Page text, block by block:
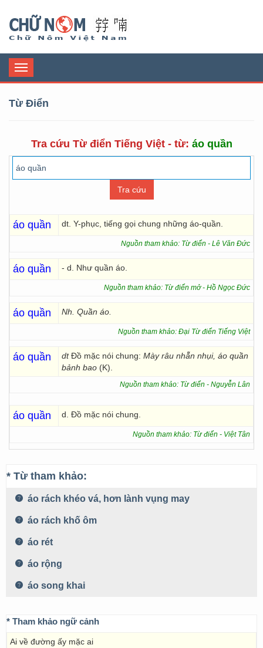
Toggle
navigation
Từ Điển
Tra cứu Từ điển Tiếng Việt - từ: áo quần
áo quần dt. Y-phục, tiếng gọi chung những áo-quần.
Nguồn tham khảo: Từ điển - Lê Văn Đức
áo quần - d. Như quần áo.
Nguồn tham khảo: Từ điển mở - Hồ Ngọc Đức
áo quần Nh. Quần áo.
Nguồn tham khảo: Đại Từ điển Tiếng Việt
áo quần dtĐồ mặc nói chung: Mày râu nhẵn nhụi, áo quần
bảnh bao (K).
Nguồn tham khảo: Từ điển - Nguyễn Lân
áo quần d. Đồ mặc nói chung.
Nguồn tham khảo: Từ điển - Việt Tân
* Từ tham khảo:
áo rách khéo vá, hơn lành vụng may
áo rách khố ôm
áo rét
áo rộng
áo song khai
* Tham khảo ngữ cảnh
Ai về đường ấy mặc ai